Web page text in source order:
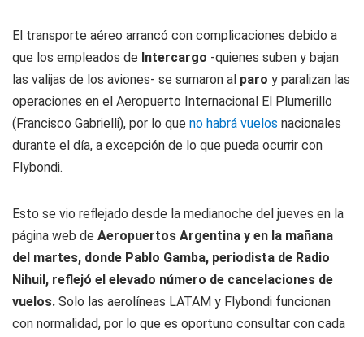
El transporte aéreo arrancó con complicaciones debido a
que los empleados de Intercargo -quienes suben y bajan
las valijas de los aviones- se sumaron al paro y paralizan las
operaciones en el Aeropuerto Internacional El Plumerillo
(Francisco Gabrielli), por lo que no habrá vuelos nacionales
durante el día, a excepción de lo que pueda ocurrir con
Flybondi.
Esto se vio reflejado desde la medianoche del jueves en la
página web de Aeropuertos Argentina y en la mañana
del martes, donde Pablo Gamba, periodista de Radio
Nihuil, reflejó el elevado número de cancelaciones de
vuelos. Solo las aerolíneas LATAM y Flybondi funcionan
con normalidad, por lo que es oportuno consultar con cada